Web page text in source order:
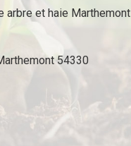
arbre et haie Marthemont
54330